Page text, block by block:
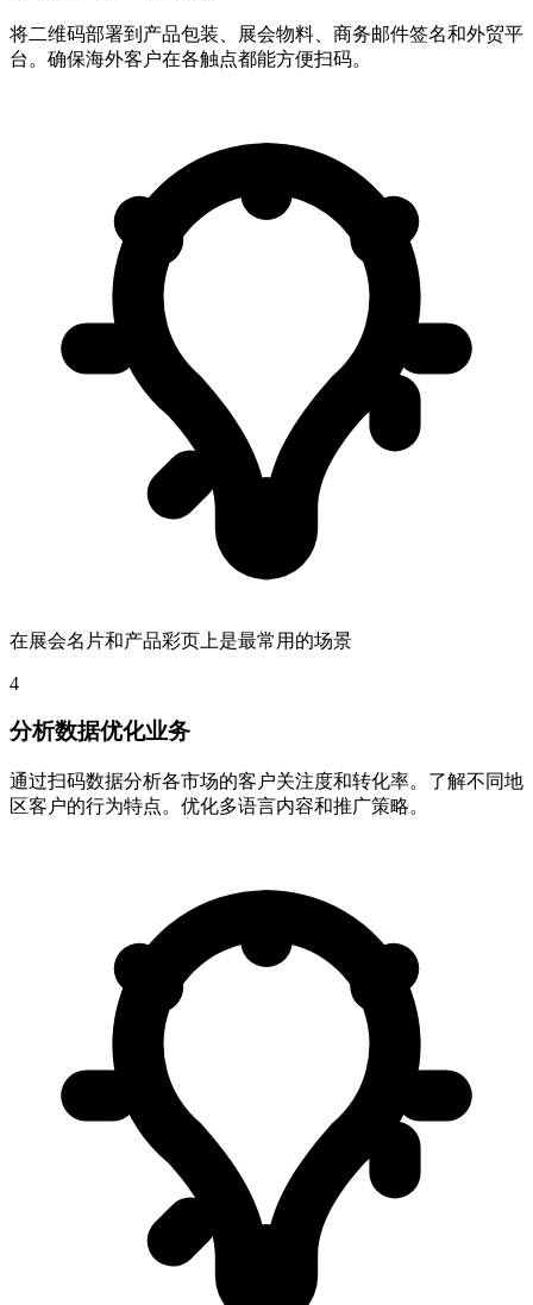
将二维码部署到产品包装、展会物料、商务邮件签名和外贸平
台。确保海外客户在各触点都能方便扫码。
在展会名片和产品彩页上是最常用的场景
4
分析数据优化业务
通过扫码数据分析各市场的客户关注度和转化率。了解不同地
区客户的行为特点。优化多语言内容和推广策略。